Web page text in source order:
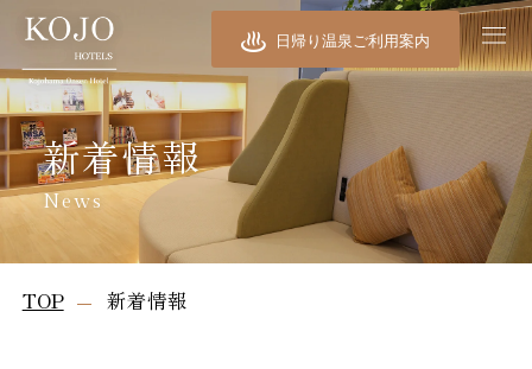
日帰り温泉ご利用案内
新着情報
News
TOP 新着情報